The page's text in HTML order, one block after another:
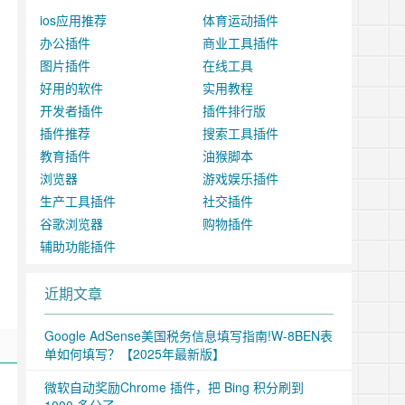
ios应用推荐
体育运动插件
办公插件
商业工具插件
图片插件
在线工具
好用的软件
实用教程
开发者插件
插件排行版
插件推荐
搜索工具插件
教育插件
油猴脚本
浏览器
游戏娱乐插件
生产工具插件
社交插件
谷歌浏览器
购物插件
辅助功能插件
近期文章
Google AdSense美国税务信息填写指南!W-8BEN表
单如何填写？【2025年最新版】
微软自动奖励Chrome 插件，把 Bing 积分刷到